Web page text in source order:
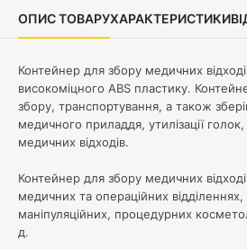
ОПИС ТОВАРУХАРАКТЕРИСТИКИ
Контейнер для збору медичних
високоміцного ABS пластику.
збору, транспортування, а також
медичного приладдя, утилізації
медичних відходів.
Контейнер для збору медичних
медичних та операційних відділеннях,
маніпуляційних, процедурних
д.